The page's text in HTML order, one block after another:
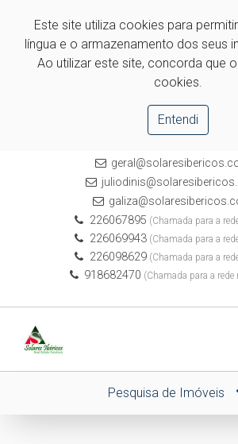
Este site utiliza cookies para
língua e o armazenamento dos seus
Ao utilizar este site, concorda que
cookies.
Entendi
226067895 (Chamada para a
226069943(Chamada para a
226098629(Chamada para a
918682470 (Chamada para a
Pesquisa de Imóveis